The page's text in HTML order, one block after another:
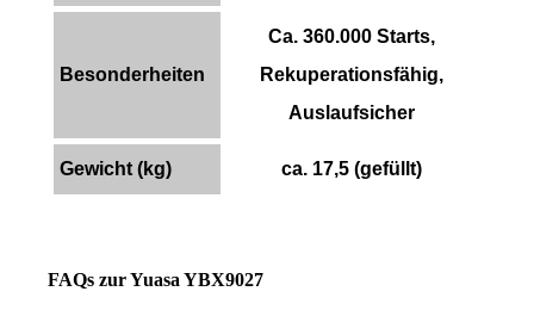
Besonderheiten
Ca. 360.000 Starts,
Rekuperationsfähig,
Auslaufsicher
Gewicht (kg) ca. 17,5 (gefüllt)
FAQs zur Yuasa YBX9027